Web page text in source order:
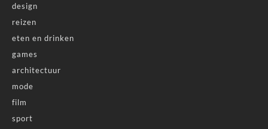
design
reizen
eten en drinken
games
architectuur
mode
film
sport